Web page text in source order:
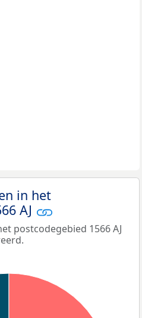
in het
AJ
postcodegebied 1566 AJ